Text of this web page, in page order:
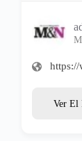
https://
Ver El